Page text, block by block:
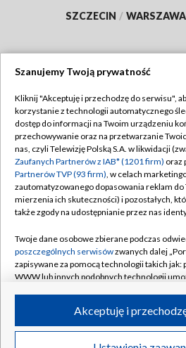
SZCZECIN / WARSZAWA
TVP
Abonament TVP
Emisja w TVP
Centrum informacji TVP
Naziemna Telewizja Cyfrowa
Rada Programowa
System NOS
Informacje o nadawcy
Program dla prasy
Regulamin
Polityka
Moje
Pomoc
Kontakt
Kanały
©2026 Telewizja Polska
Szanujemy Twoją prywatność
Kliknij "Akceptuję i przechodzę do serwisu",
korzystanie z technologii automatycznego
dostęp do informacji na Twoim urządzeniu
przechowywanie oraz na przetwarzanie
nas, czyli Telewizję Polską S.A. w likwidacji
Zaufanych Partnerów z IAB* (1201 firm) oraz
Partnerów TVP (93 firm), w celach
zautomatyzowanego dopasowania reklam
mierzenia ich skuteczności) i pozostałych,
także zgody na udostępnianie przez nas
Twoje dane osobowe zbierane podczas
poszczególnych serwisówzwanych dalej
zapisywane za pomocą technologii takich
WWW lub innych podobnych technologii
ruchu w Internecie.
Twoje dane osobowe zbierane podczas
Akceptuję i